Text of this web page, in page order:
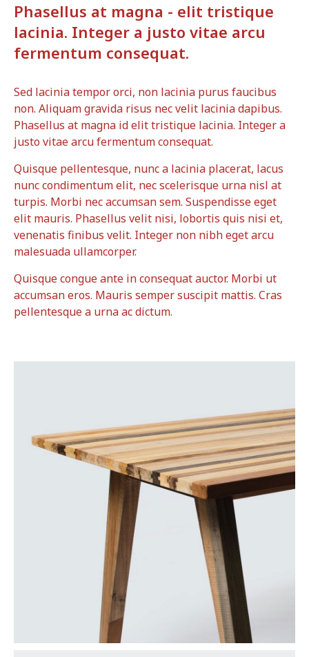
Phasellus at magna - elit tristique
lacinia. Integer a justo vitae arcu
fermentum consequat.
Sed lacinia tempor orci, non lacinia purus faucibus
non. Aliquam gravida risus nec velit lacinia dapibus.
Phasellus at magna id elit tristique lacinia. Integer a
justo vitae arcu fermentum consequat.
Quisque pellentesque, nunc a lacinia placerat, lacus
nunc condimentum elit, nec scelerisque urna nisl at
turpis. Morbi nec accumsan sem. Suspendisse eget
elit mauris. Phasellus velit nisi, lobortis quis nisi et,
venenatis finibus velit. Integer non nibh eget arcu
malesuada ullamcorper.
Quisque congue ante in consequat auctor. Morbi ut
accumsan eros. Mauris semper suscipit mattis. Cras
pellentesque a urna ac dictum.